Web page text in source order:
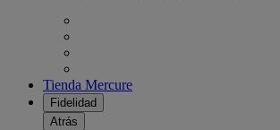
Tienda Mercure
Fidelidad
Atrás